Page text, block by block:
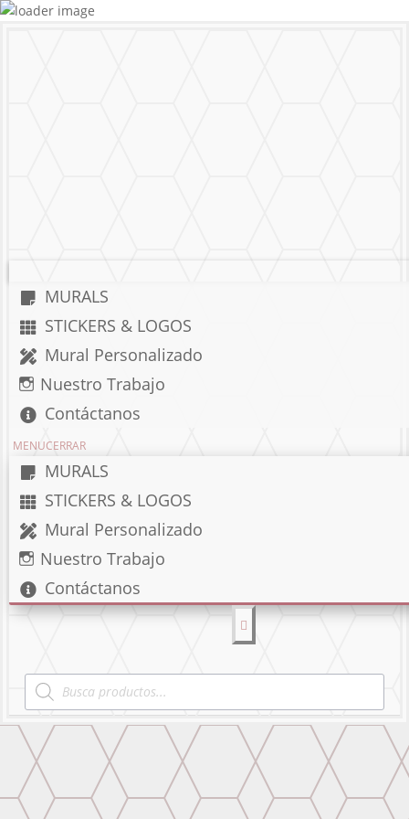
MURALS
STICKERS & LOGOS
Mural Personalizado
Nuestro Trabajo
Contáctanos
MENUCERRAR
MURALS
STICKERS & LOGOS
Mural Personalizado
Nuestro Trabajo
Contáctanos
Products
search